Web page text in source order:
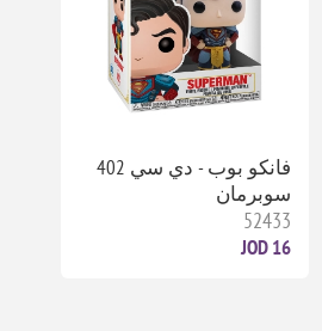
فانكو بوب - دي سي 402
سوبرمان
52433
16 JOD